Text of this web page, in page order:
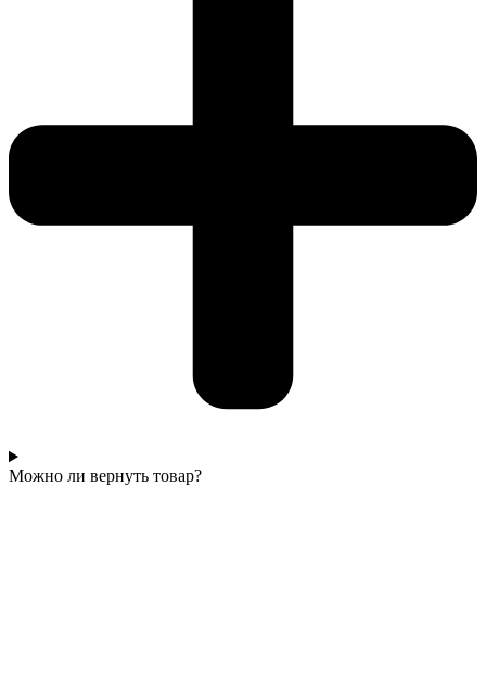
Можно ли вернуть товар?